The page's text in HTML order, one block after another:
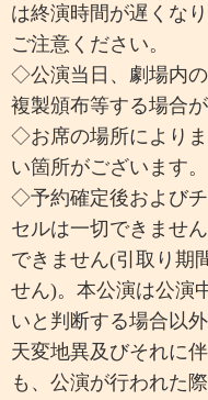
は終演時間が遅くな
ご注意ください。
◇公演当日、劇場内の
複製頒布等する場合が
◇お席の場所により
い箇所がございます。
◇予約確定後および
セルは一切できませ
できません(引取り期
せん)。本公演は公演
いと判断する場合以
天変地異及びそれに
も、公演が行われた